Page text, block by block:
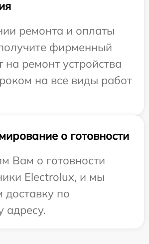
ремонта и оплаты
фирменный
на ремонт устройства
на все виды работ
о готовности
Вам о готовности
Electrolux, и мы
доставку по
адресу.